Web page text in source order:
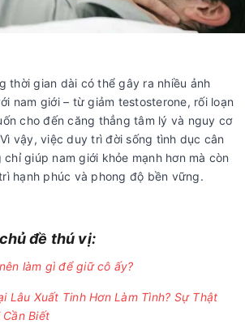
thời gian dài có thể gây ra nhiều ảnh
nam giới – từ giảm testosterone, rối loạn
cho đến căng thẳng tâm lý và nguy cơ
vậy, việc duy trì đời sống tình dục cân
giúp nam giới khỏe mạnh hơn mà còn
hạnh phúc và phong độ bền vững.
đề thú vị:
làm gì để giữ cô ấy?
Lâu Xuất Tinh Hơn Làm Tình? Sự Thật
Cần Biết